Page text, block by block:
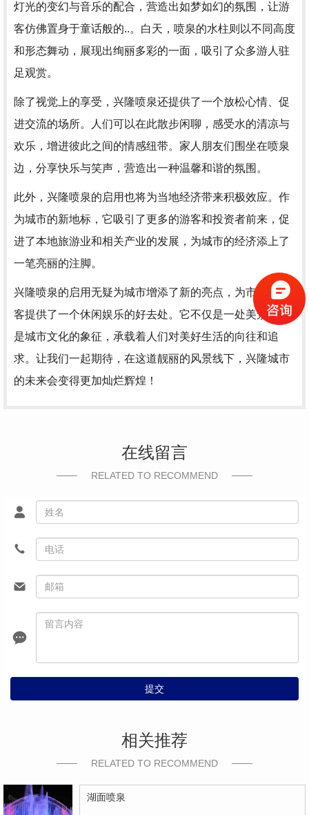
灯光的变幻与音乐的配合，营造出如梦如幻的氛围，让游
客仿佛置身于童话般的..。白天，喷泉的水柱则以不同高度
和形态舞动，展现出绚丽多彩的一面，吸引了众多游人驻
足观赏。
除了视觉上的享受，兴隆喷泉还提供了一个放松心情、促
进交流的场所。人们可以在此散步闲聊，感受水的清凉与
欢乐，增进彼此之间的情感纽带。家人朋友们围坐在喷泉
边，分享快乐与笑声，营造出一种温馨和谐的氛围。
此外，兴隆喷泉的启用也将为当地经济带来积极效应。作
为城市的新地标，它吸引了更多的游客和投资者前来，促
进了本地旅游业和相关产业的发展，为城市的经济添上了
一笔亮丽的注脚。
兴隆喷泉的启用无疑为城市增添了新的亮点，为市民和游
客提供了一个休闲娱乐的好去处。它不仅是一处美景，更
是城市文化的象征，承载着人们对美好生活的向往和追
求。让我们一起期待，在这道靓丽的风景线下，兴隆城市
的未来会变得更加灿烂辉煌！
在线留言
RELATED TO RECOMMEND
提交
相关推荐
RELATED TO RECOMMEND
湖面喷泉